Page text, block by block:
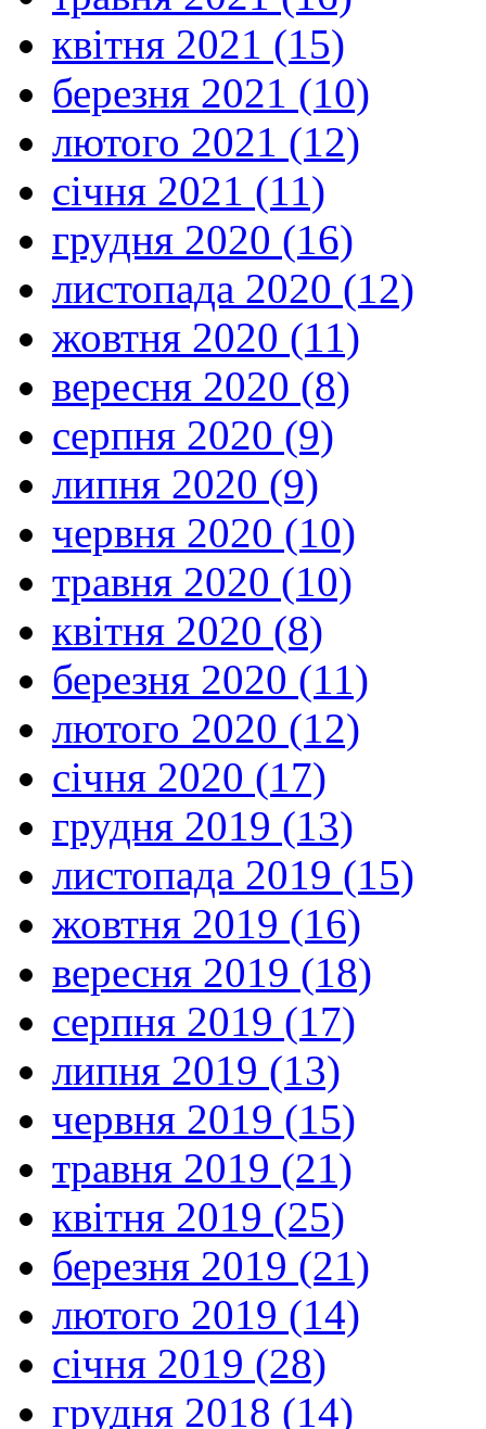
квітня 2021 (15)
березня 2021 (10)
лютого 2021 (12)
січня 2021 (11)
грудня 2020 (16)
листопада 2020 (12)
жовтня 2020 (11)
вересня 2020 (8)
серпня 2020 (9)
липня 2020 (9)
червня 2020 (10)
травня 2020 (10)
квітня 2020 (8)
березня 2020 (11)
лютого 2020 (12)
січня 2020 (17)
грудня 2019 (13)
листопада 2019 (15)
жовтня 2019 (16)
вересня 2019 (18)
серпня 2019 (17)
липня 2019 (13)
червня 2019 (15)
травня 2019 (21)
квітня 2019 (25)
березня 2019 (21)
лютого 2019 (14)
січня 2019 (28)
грудня 2018 (14)